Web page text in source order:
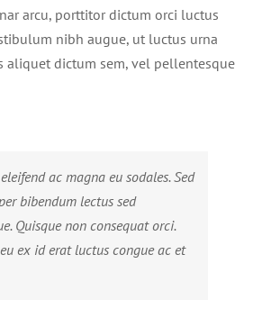
arcu, porttitor dictum orci luctus
nibh augue, ut luctus urna
aliquet dictum sem, vel pellentesque
eleifend ac magna eu sodales. Sed
bibendum lectus sed
Quisque non consequat orci.
ex id erat luctus congue ac et